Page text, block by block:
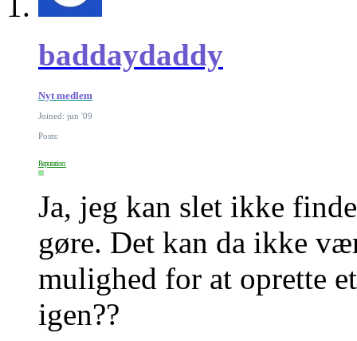
baddaydaddy
Nyt medlem
Joined: jun '09
Posts:
Reputation:
Ja, jeg kan slet ikke
gøre. Det kan da ikke
mulighed for at oprette
igen??